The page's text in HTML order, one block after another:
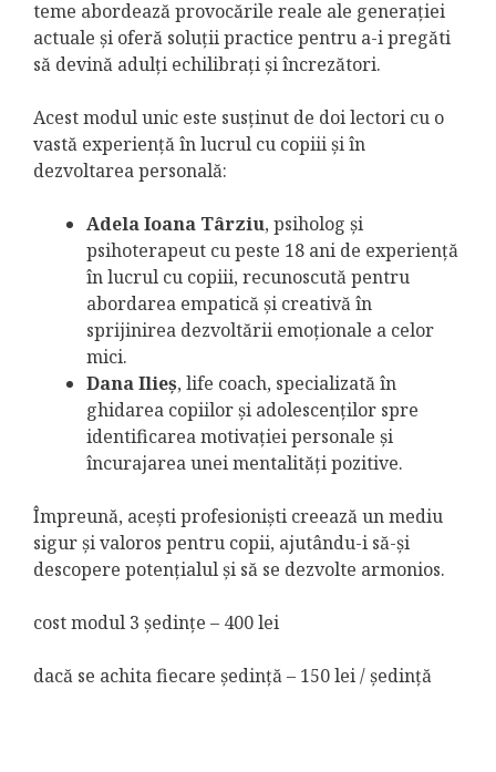
teme abordează provocările reale ale generației
actuale și oferă soluții practice pentru a-i pregăti
să devină adulți echilibrați și încrezători.
Acest modul unic este susținut de doi lectori cu o
vastă experiență în lucrul cu copiii și în
dezvoltarea personală:
Adela Ioana Târziu, psiholog și
psihoterapeut cu peste 18 ani de experiență
în lucrul cu copiii, recunoscută pentru
abordarea empatică și creativă în
sprijinirea dezvoltării emoționale a celor
mici.
Dana Ilieș, life coach, specializată în
ghidarea copiilor și adolescenților spre
identificarea motivației personale și
încurajarea unei mentalități pozitive.
Împreună, acești profesioniști creează un mediu
sigur și valoros pentru copii, ajutându-i să-și
descopere potențialul și să se dezvolte armonios.
cost modul 3 ședințe – 400 lei
dacă se achita fiecare ședință – 150 lei / ședință